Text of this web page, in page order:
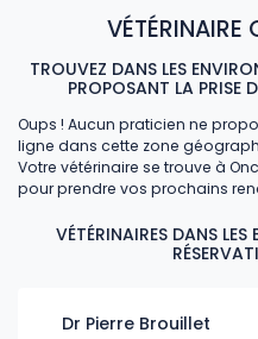
TROUVEZ DANS LES
PROPOSANT LA PRISE
Oups ! Aucun praticien ne
ligne dans cette zone
Votre vétérinaire se trouve à
pour prendre vos prochains
VÉTÉRINAIRES DANS
Dr Pierre Brouillet